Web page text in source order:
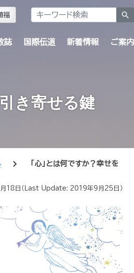
福 search
誌 国際伝道 新着情報 ご案内
き寄せる鍵
chevron_right
「心」とは何ですか？幸せを
18日 （Last Update: 2019年9月25日 ）